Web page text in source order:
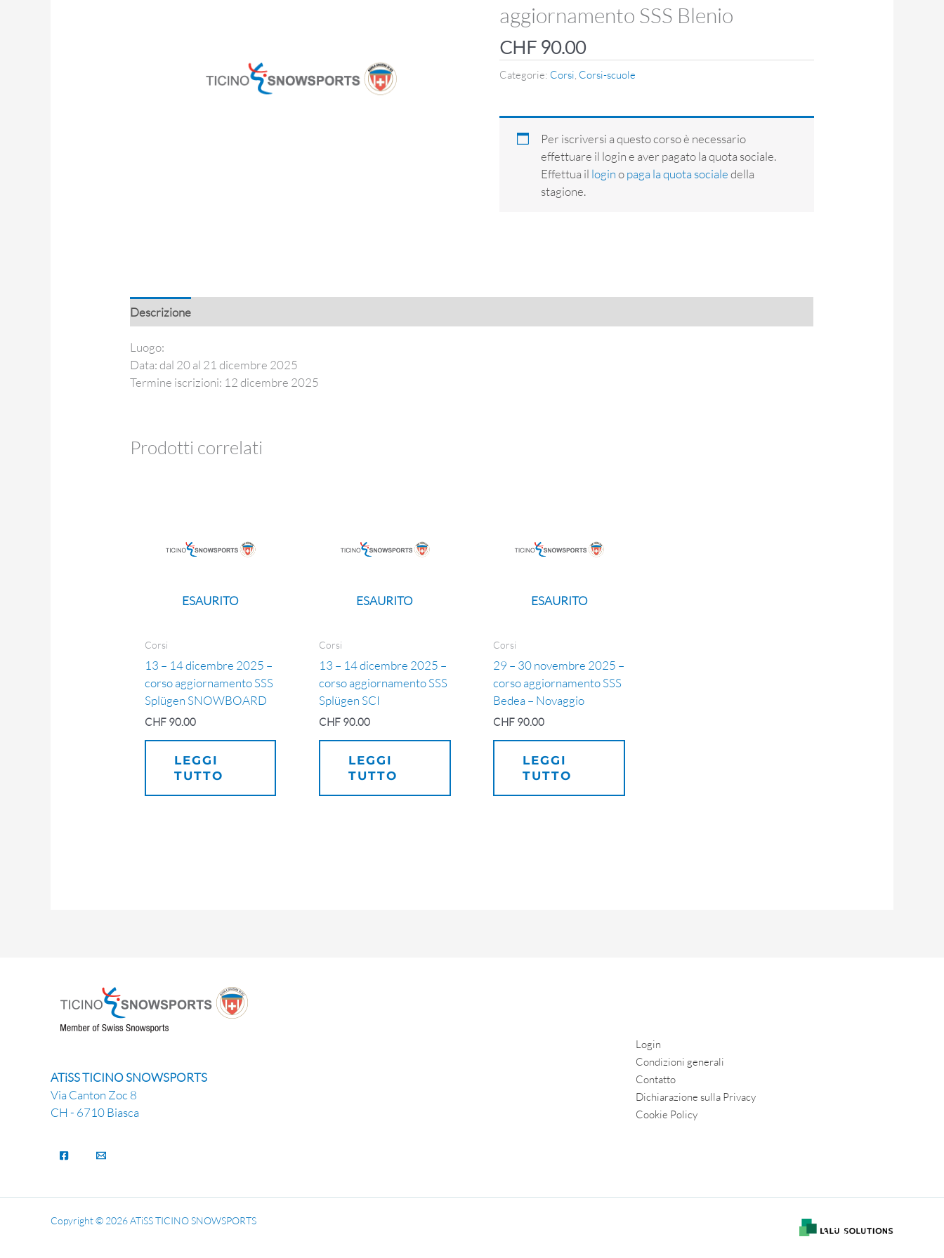
aggiornamento SSS Blenio
CHF90.00
Categorie: Corsi, Corsi-scuole
Per iscriversi a questo corso è necessario
effettuare il login e aver pagato la quota sociale.
Effettua il loginopaga la quota socialedella
stagione.
Descrizione
Luogo:
Data: dal 20 al 21 dicembre 2025
Termine iscrizioni: 12 dicembre 2025
Prodotti correlati
ESAURITO
Corsi
13 – 14 dicembre 2025 –
corso aggiornamento SSS
Splügen SNOWBOARD
CHF90.00
LEGGI
TUTTO
ESAURITO
Corsi
13 – 14 dicembre 2025 –
corso aggiornamento SSS
Splügen SCI
CHF 90.00
LEGGI
TUTTO
ESAURITO
Corsi
29 – 30 novembre 2025 –
corso aggiornamento SSS
Bedea – Novaggio
CHF 90.00
LEGGI
TUTTO
ATiSS TICINO SNOWSPORTS
Via Canton Zoc 8
CH - 6710 Biasca
Login
Condizioni generali
Contatto
Dichiarazione sulla Privacy
Cookie Policy
Copyright © 2026 ATiSS TICINO SNOWSPORTS